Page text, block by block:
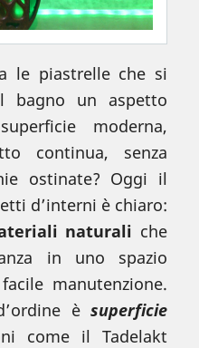
le piastrelle che si
bagno un aspetto
moderna,
continua, senza
ostinate? Oggi il
d’interni è chiaro:
naturali che
in uno spazio
manutenzione.
è superficie
come il Tadelakt